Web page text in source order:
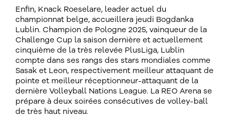
Enfin, Knack Roeselare, leader actuel du
championnat belge, accueillera jeudi Bogdanka
Lublin. Champion de Pologne 2025, vainqueur de la
Challenge Cup la saison dernière et actuellement
cinquième de la très relevée PlusLiga, Lublin
compte dans ses rangs des stars mondiales comme
Sasak et Leon, respectivement meilleur attaquant de
pointe et meilleur réceptionneur-attaquant de la
dernière Volleyball Nations League. La REO Arena se
prépare à deux soirées consécutives de volley-ball
de très haut niveau.